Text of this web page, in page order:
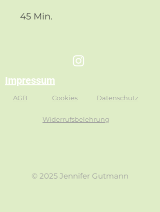
45 Min.
Impressum
AGB Cookies Datenschutz
Widerrufsbelehrung
© 2025 Jennifer Gutmann